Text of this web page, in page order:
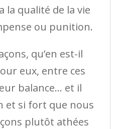
la qualité de la vie
ou punition.
qu’en est-il
eux, entre ces
balance… et il
et si fort que nous
plutôt athées